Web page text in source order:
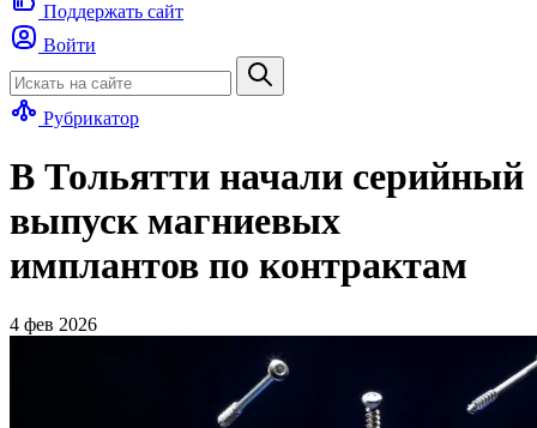
Поддержать сайт
Войти
Рубрикатор
В Тольятти начали серийный
выпуск магниевых
имплантов по контрактам
4 фев 2026